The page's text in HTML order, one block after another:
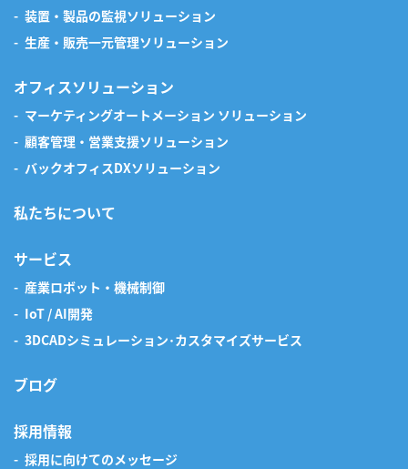
装置・製品の監視ソリューション
生産・販売一元管理ソリューション
オフィスソリューション
マーケティングオートメーション ソリューション
顧客管理・営業支援ソリューション
バックオフィスDXソリューション
私たちについて
サービス
産業ロボット・機械制御
IoT / AI開発
3DCADシミュレーション･カスタマイズサービス
ブログ
採用情報
採用に向けてのメッセージ